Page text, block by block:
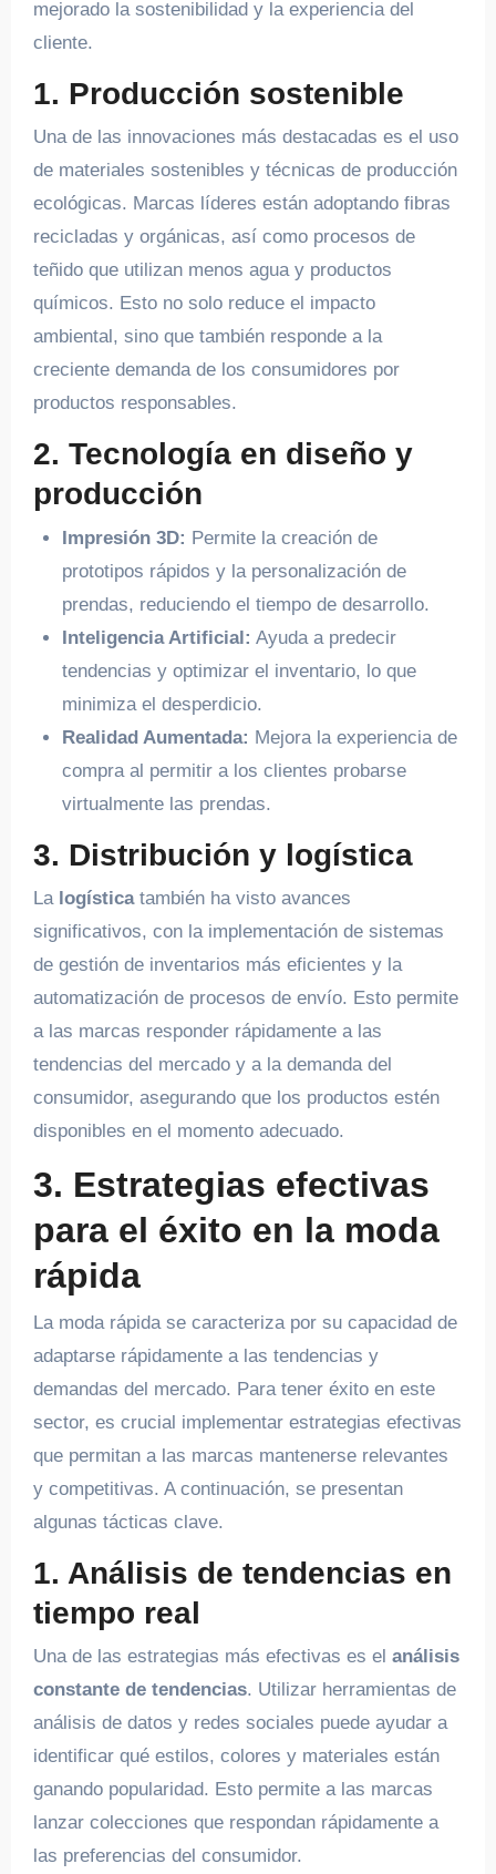
mejorado la sostenibilidad y la experiencia del
cliente.
1. Producción sostenible
Una de las innovaciones más destacadas es el uso
de materiales sostenibles y técnicas de producción
ecológicas. Marcas líderes están adoptando fibras
recicladas y orgánicas, así como procesos de
teñido que utilizan menos agua y productos
químicos. Esto no solo reduce el impacto
ambiental, sino que también responde a la
creciente demanda de los consumidores por
productos responsables.
2. Tecnología en diseño y
producción
Impresión 3D: Permite la creación de
prototipos rápidos y la personalización de
prendas, reduciendo el tiempo de desarrollo.
Inteligencia Artificial: Ayuda a predecir
tendencias y optimizar el inventario, lo que
minimiza el desperdicio.
Realidad Aumentada: Mejora la experiencia de
compra al permitir a los clientes probarse
virtualmente las prendas.
3. Distribución y logística
La logísticatambién ha visto avances
significativos, con la implementación de sistemas
de gestión de inventarios más eficientes y la
automatización de procesos de envío. Esto permite
a las marcas responder rápidamente a las
tendencias del mercado y a la demanda del
consumidor, asegurando que los productos estén
disponibles en el momento adecuado.
3. Estrategias efectivas
para el éxito en la moda
rápida
La moda rápida se caracteriza por su capacidad de
adaptarse rápidamente a las tendencias y
demandas del mercado. Para tener éxito en este
sector, es crucial implementar estrategias efectivas
que permitan a las marcas mantenerse relevantes
y competitivas. A continuación, se presentan
algunas tácticas clave.
1. Análisis de tendencias en
tiempo real
Una de las estrategias más efectivas es el análisis
constante de tendencias. Utilizar herramientas de
análisis de datos y redes sociales puede ayudar a
identificar qué estilos, colores y materiales están
ganando popularidad. Esto permite a las marcas
lanzar colecciones que respondan rápidamente a
las preferencias del consumidor.